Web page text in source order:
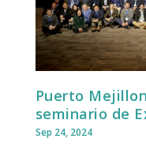
Puerto
seminario de
Sep 24, 2024